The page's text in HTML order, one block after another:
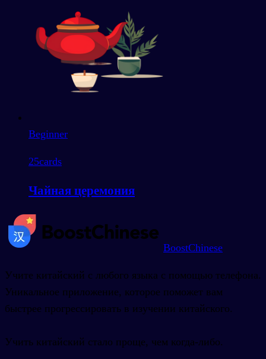
Beginner
25cards
Чайная церемония
BoostChinese
Учите китайский с любого языка с помощью телефона.
Уникальное приложение, которое поможет вам
быстрее прогрессировать в изучении китайского.
Учить китайский стало проще, чем когда-либо.